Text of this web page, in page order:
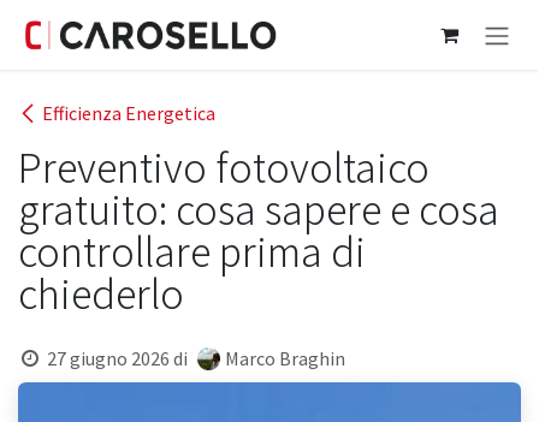
Efficienza Energetica
Preventivo fotovoltaico
gratuito: cosa sapere e cosa
controllare prima di
chiederlo
27 giugno 2026 di Marco Braghin